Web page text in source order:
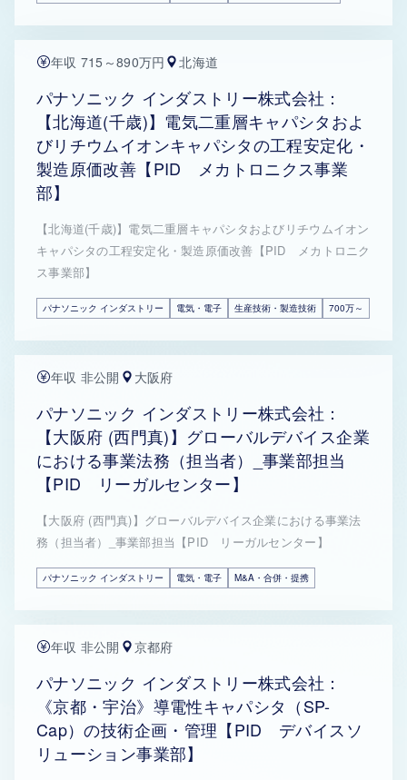
年収 715～890万円 北海道
パナソニック インダストリー株式会社：
【北海道(千歳)】電気二重層キャパシタおよ
びリチウムイオンキャパシタの工程安定化・
製造原価改善【PID メカトロニクス事業
部】
【北海道(千歳)】電気二重層キャパシタおよびリチウムイオン
キャパシタの工程安定化・製造原価改善【PID メカトロニク
ス事業部】
パナソニック インダストリー 電気・電子 生産技術・製造技術 700万～
年収 非公開 大阪府
パナソニック インダストリー株式会社：
【大阪府 (西門真)】グローバルデバイス企業
における事業法務（担当者）_事業部担当
【PID リーガルセンター】
【大阪府 (西門真)】グローバルデバイス企業における事業法
務（担当者）_事業部担当【PID リーガルセンター】
パナソニック インダストリー 電気・電子 M&A・合併・提携
年収 非公開 京都府
パナソニック インダストリー株式会社：
《京都・宇治》導電性キャパシタ（SP-
Cap）の技術企画・管理【PID デバイスソ
リューション事業部】